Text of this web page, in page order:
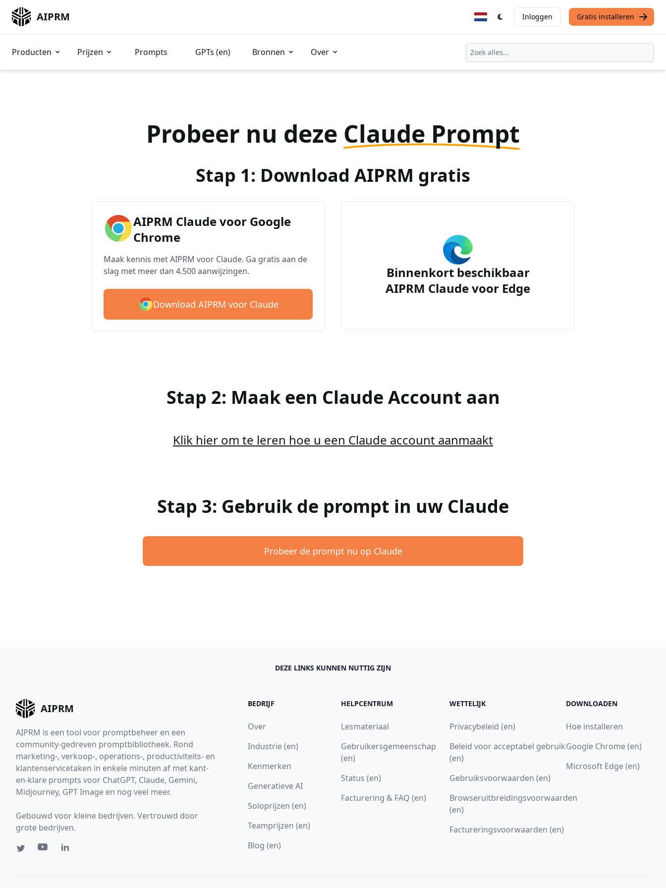
AIPRM Inloggen Gratis installeren
Producten Prijzen Prompts GPTs (en) Bronnen Over
Probeer nu deze Claude Prompt
Stap 1: Download AIPRM gratis
AIPRM Claude voor Google
Chrome
Maak kennis met AIPRM voor Claude. Ga gratis aan de
slag met meer dan 4.500 aanwijzingen.
Download AIPRM voor Claude
Binnenkort beschikbaar
AIPRM Claude voor Edge
Stap 2: Maak een Claude Account aan
Klik hier om te leren hoe u een Claude account aanmaakt
Stap 3: Gebruik de prompt in uw Claude
Probeer de prompt nu op Claude
DEZE LINKS KUNNEN NUTTIG ZIJN
AIPRM
AIPRM is een tool voor promptbeheer en een
community-gedreven promptbibliotheek. Rond
marketing-, verkoop-, operations-, productiviteits- en
klantenservicetaken in enkele minuten af met kant-
en-klare prompts voor ChatGPT, Claude, Gemini,
Midjourney, GPT Image en nog veel meer.
Gebouwd voor kleine bedrijven. Vertrouwd door
grote bedrijven.
BEDRIJF
Over
Industrie (en)
Kenmerken
Generatieve AI
Soloprijzen (en)
Teamprijzen (en)
Blog (en)
HELPCENTRUM
Lesmateriaal
Gebruikersgemeenschap
(en)
Status (en)
Facturering & FAQ (en)
WETTELIJK
Privacybeleid (en)
Beleid voor acceptabel gebruik
(en)
Gebruiksvoorwaarden (en)
Browseruitbreidingsvoorwaarden
(en)
Factureringsvoorwaarden (en)
DOWNLOADEN
Hoe installeren
Google Chrome (en)
Microsoft Edge (en)